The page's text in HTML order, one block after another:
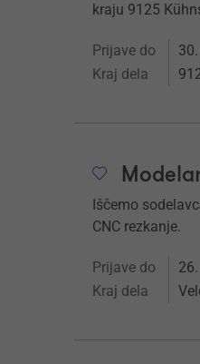
kraju 9125
Prijave do
Kraj dela
Iščemo
CNC rezkanje.
Prijave do
Kraj dela